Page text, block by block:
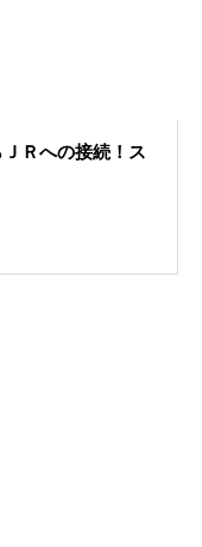
Ｒへの接続！ス